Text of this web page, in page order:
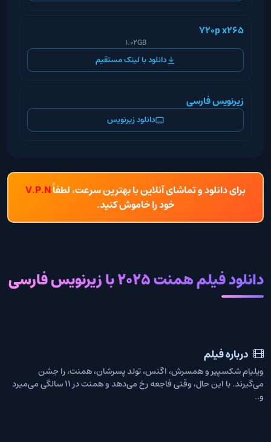
720p x265
1.02GB
دانلود با لینک مستقیم
زیرنویس فارسی
دانلود زیرنویس
برای دانلود و تماشای آنلاین با بهترین سرعت، لطفاًV.P.N
خود را خاموش کنید.
دانلود فیلم همنت 2025 با زیرنویس فارسی
درباره فیلم
ویلیام شکسپیر و همسرش، اگنس، تولد پسرشان، همنت، را جشن
می‌گیرند. با این حال، وقتی فاجعه رخ می‌دهد و همنت در 11 سالگی می‌میرد
و..